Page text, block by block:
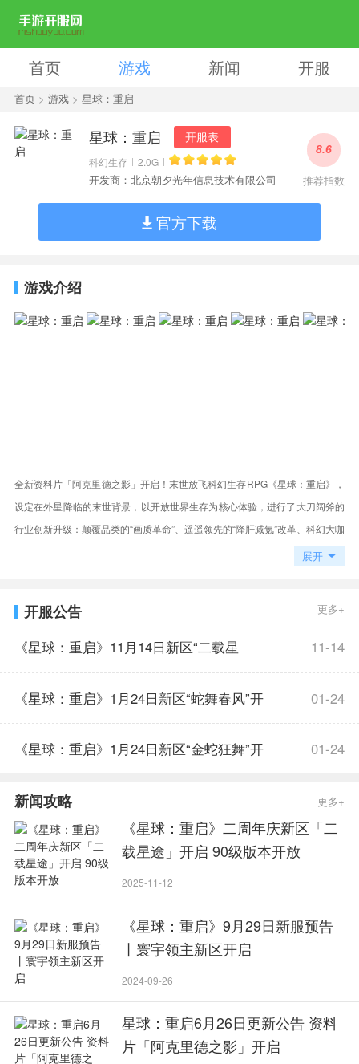
首页 游戏 新闻 开服
首页> 游戏> 星球：重启
星球：重启 开服表
科幻生存 2.0G
开发商：北京朝夕光年信息技术有限公司
8.6
推荐指数
官方下载
游戏介绍
全新资料片「阿克里德之影」开启！末世放飞科幻生存RPG《星球：重启》，
设定在外星降临的末世背景，以开放世界生存为核心体验，进行了大刀阔斧的
行业创新升级：颠覆品类的“画质革命”、遥遥领先的“降肝减氪”改革、科幻大咖
共创的世界观、搭载“战甲”的射击作战系统，独特的“人工岛”建造和社交玩
展开
开服公告 更多+
《星球：重启》11月14日新区“二载星
途”开服公告
11-14
《星球：重启》1月24日新区“蛇舞春风”开
服公告
01-24
《星球：重启》1月24日新区“金蛇狂舞”开
服公告
01-24
新闻攻略 更多+
《星球：重启》二周年庆新区「二
载星途」开启 90级版本开放
2025-11-12
《星球：重启》9月29日新服预告
丨寰宇领主新区开启
2024-09-26
星球：重启6月26日更新公告 资料
片「阿克里德之影」开启